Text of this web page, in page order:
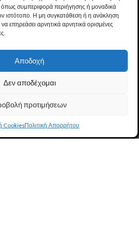
όπως συμπεριφορά περιήγησης ή μοναδικά
ιστότοπο. Η μη συγκατάθεση ή η ανάκληση
επηρεάσει αρνητικά αρνητικά ορισμένες
Αποδοχή
Δεν αποδέχομαι
προτιμήσεων
CookiesΠολιτική Απορρήτου
Προϊόντων
Τρόποι Πληρωμής
Καλάθι
Ταμείο